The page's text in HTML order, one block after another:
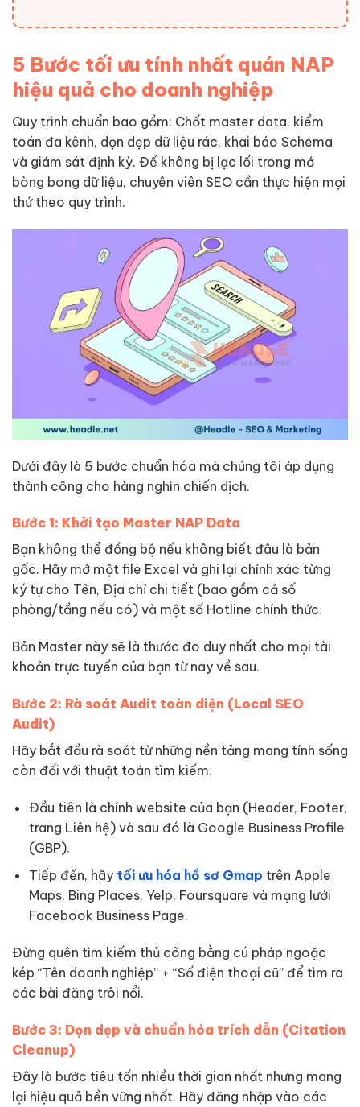
5 Bước tối ưu tính nhất quán NAP
hiệu quả cho doanh nghiệp
Quy trình chuẩn bao gồm: Chốt master data, kiểm
toán đa kênh, dọn dẹp dữ liệu rác, khai báo Schema
và giám sát định kỳ. Để không bị lạc lối trong mớ
bòng bong dữ liệu, chuyên viên SEO cần thực hiện mọi
thứ theo quy trình.
Dưới đây là 5 bước chuẩn hóa mà chúng tôi áp dụng
thành công cho hàng nghìn chiến dịch.
Bước 1: Khởi tạo Master NAP Data
Bạn không thể đồng bộ nếu không biết đâu là bản
gốc. Hãy mở một file Excel và ghi lại chính xác từng
ký tự cho Tên, Địa chỉ chi tiết (bao gồm cả số
phòng/tầng nếu có) và một số Hotline chính thức.
Bản Master này sẽ là thước đo duy nhất cho mọi tài
khoản trực tuyến của bạn từ nay về sau.
Bước 2: Rà soát Audit toàn diện (Local SEO
Audit)
Hãy bắt đầu rà soát từ những nền tảng mang tính sống
còn đối với thuật toán tìm kiếm.
Đầu tiên là chính website của bạn (Header, Footer,
trang Liên hệ) và sau đó là Google Business Profile
(GBP).
Tiếp đến, hãy tối ưu hóa hồ sơ Gmap trên Apple
Maps, Bing Places, Yelp, Foursquare và mạng lưới
Facebook Business Page.
Đừng quên tìm kiếm thủ công bằng cú pháp ngoặc
kép “Tên doanh nghiệp” + “Số điện thoại cũ” để tìm ra
các bài đăng trôi nổi.
Bước 3: Dọn dẹp và chuẩn hóa trích dẫn (Citation
Cleanup)
Đây là bước tiêu tốn nhiều thời gian nhất nhưng mang
lại hiệu quả bền vững nhất. Hãy đăng nhập vào các